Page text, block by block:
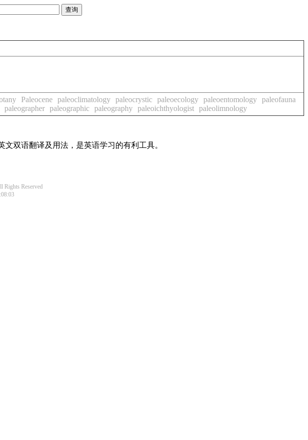
Paleocene paleoclimatology paleocrystic paleoecology paleoentomology paleofauna
paleographer paleographic paleography paleoichthyologist paleolimnology
双语翻译及用法，是英语学习的有利工具。
Rights Reserved